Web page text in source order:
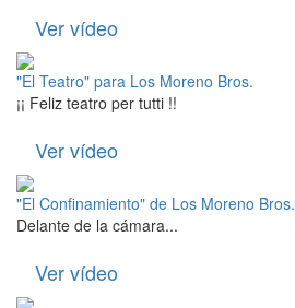
Ver vídeo
"El Teatro" para Los Moreno Bros.
¡¡ Feliz teatro per tutti !!
Ver vídeo
"El Confinamiento" de Los Moreno Bros.
Delante de la cámara...
Ver vídeo